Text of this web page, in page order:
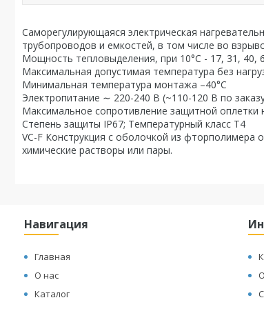
Саморегулирующаяся электрическая
трубопроводов и емкостей, в том числе во
Мощность тепловыделения, при 10°С - 17, 31, 40,
Максимальная допустимая температура без
Минимальная температура монтажа –40°С
Электропитание ∼ 220-240 В (~110-120 В по
Максимальное сопротивление защитной
Степень защиты IP67; Температурный класс Т4
VC-F Конструкция с оболочкой из фторполимера
химические растворы или пары.
Навигация
Главная
О нас
Каталог